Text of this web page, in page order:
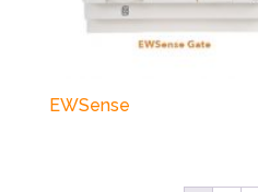
EWSense